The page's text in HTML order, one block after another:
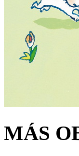
MÁS